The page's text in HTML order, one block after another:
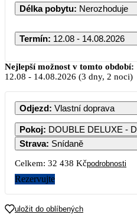
Délka pobytu: Nerozhoduje
Termín: 12.08 - 14.08.2026
PO ÚT ST
3 4 5
10
16 219
17 18
Nejlepší možnost v tomto období:
12.08 - 14.08.2026 (3 dny, 2 noci)
Odjezd: Vlastní doprava
Pokoj: DOUBLE DELUXE -
Strava: Snídaně
Celkem: 32 438 Kčpodrobnosti
Rezervujte
uložit do oblíbených